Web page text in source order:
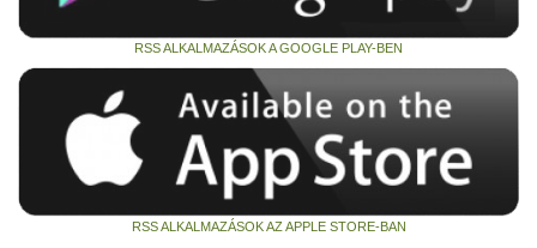
RSS ALKALMAZÁSOK A GOOGLE PLAY-BEN
RSS ALKALMAZÁSOK AZ APPLE STORE-BAN